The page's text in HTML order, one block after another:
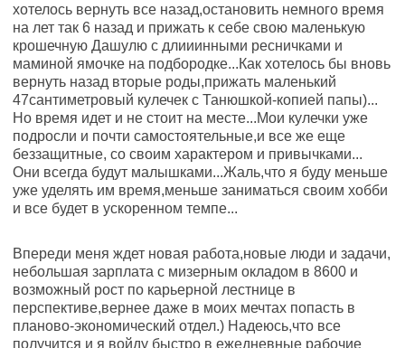
хотелось вернуть все назад,остановить немного время
на лет так 6 назад и прижать к себе свою маленькую
крошечную Дашулю с длииинными ресничками и
маминой ямочке на подбородке...Как хотелось бы вновь
вернуть назад вторые роды,прижать маленький
47сантиметровый кулечек с Танюшкой-копией папы)...
Но время идет и не стоит на месте...Мои кулечки уже
подросли и почти самостоятельные,и все же еще
беззащитные, со своим характером и привычками...
Они всегда будут малышками...Жаль,что я буду меньше
уже уделять им время,меньше заниматься своим хобби
и все будет в ускоренном темпе...
Впереди меня ждет новая работа,новые люди и задачи,
небольшая зарплата с мизерным окладом в 8600 и
возможный рост по карьерной лестнице в
перспективе,вернее даже в моих мечтах попасть в
планово-экономический отдел.) Надеюсь,что все
получится и я войду быстро в ежедневные рабочие